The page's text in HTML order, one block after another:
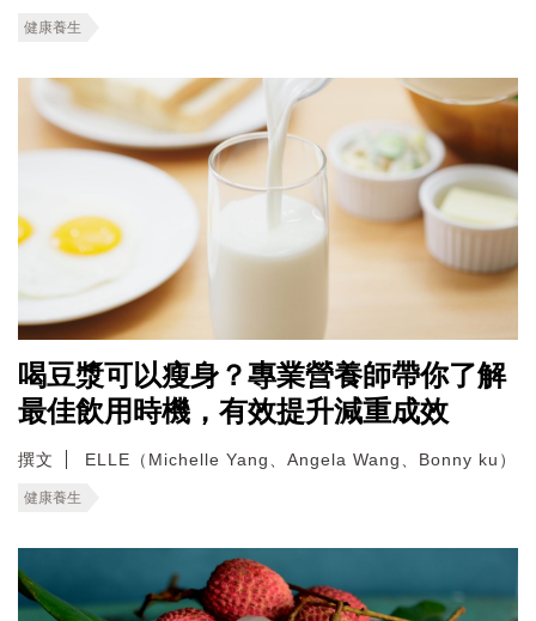
健康養生
喝豆漿可以瘦身？專業營養師帶你了解
最佳飲用時機，有效提升減重成效
撰文 ELLE（Michelle Yang、Angela Wang、Bonny ku）
健康養生